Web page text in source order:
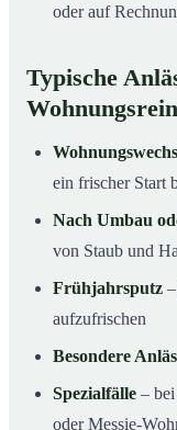
oder auf
Typische
ein frischer Start
Nach Umbau
von Staub und
Frühjahrsputz
aufzufrischen
Besondere
Spezialfälle –
oder Messie-